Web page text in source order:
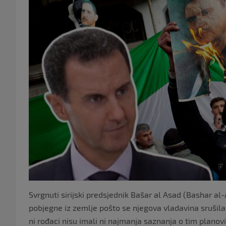
Svrgnuti sirijski predsjednik Bašar al Asad (Bashar
pobjegne iz zemlje pošto se njegova vladavina
ni rođaci nisu imali ni najmanja saznanja o tim